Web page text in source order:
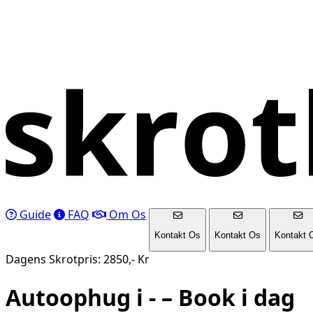
Guide FAQ Om Os
Kontakt Os Kontakt Os Kontakt
Dagens Skrotpris: 2850,- Kr
Autoophug i - – Book i dag